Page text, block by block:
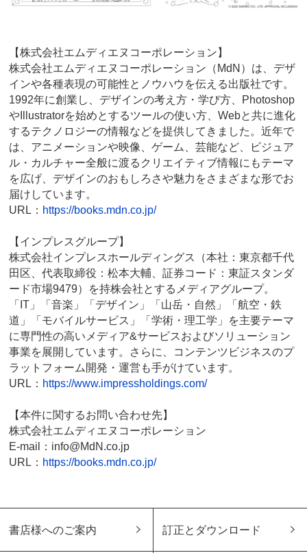
【株式会社エムディエヌコーポレーション】
株式会社エムディエヌコーポレーション（MdN）は、デザ
インや各種表現の可能性とノウハウを伝える出版社です。
1992年に創業し、デザインの考え方・学び方、Photoshop
やIllustratorを始めとするツールの使い方、Webと共に進化
するテクノロジーの情報などを提供してきました。近年で
は、アニメーションや映像、ゲーム、芸能など、ビジュア
ル・カルチャー全般に渡るクリエイティブ情報にもテーマ
を広げ、デザインのおもしろさや魅力をさまざまな形でお
届けしています。
URL： https://books.mdn.co.jp/
【インプレスグループ】
株式会社インプレスホールディングス（本社：東京都千代
田区、代表取締役：松本大輔、証券コード：東証スタンダ
ード市場9479）を持株会社とするメディアグループ。
「IT」「音楽」「デザイン」「山岳・自然」「航空・鉄
道」「モバイルサービス」「学術・理工学」を主要テーマ
に専門性の高いメディア&サービスおよびソリューション
事業を展開しています。さらに、コンテンツビジネスのプ
ラットフォーム開発・運営も手がけています。
URL： https://www.impressholdings.com/
【本件に関するお問い合わせ先】
株式会社エムディエヌコーポレーション
E-mail：info@MdN.co.jp
URL： https://books.mdn.co.jp/
書店様へのご案内 訂正とダウンロード